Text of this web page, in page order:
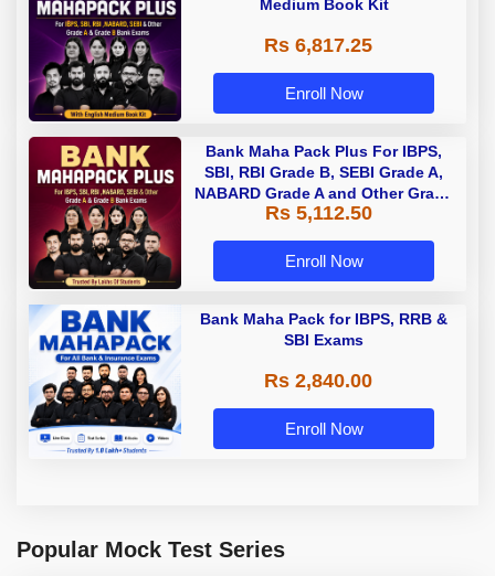
Medium Book Kit
Rs 6,817.25
Enroll Now
Bank Maha Pack Plus For IBPS,
SBI, RBI Grade B, SEBI Grade A,
NABARD Grade A and Other Grade
A & Grade B Bank Exams
Rs 5,112.50
Enroll Now
Bank Maha Pack for IBPS, RRB &
SBI Exams
Rs 2,840.00
Enroll Now
Popular Mock Test Series